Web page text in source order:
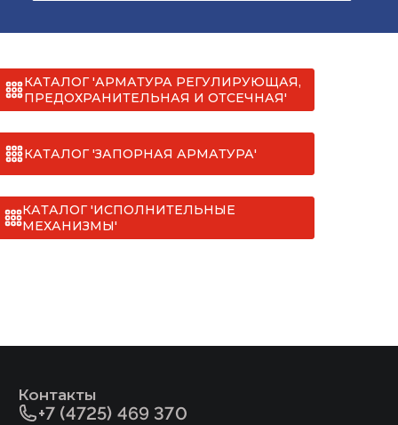
КАТАЛОГ 'АРМАТУРА РЕГУЛИРУЮЩАЯ,
ПРЕДОХРАНИТЕЛЬНАЯ И ОТСЕЧНАЯ'
КАТАЛОГ 'ЗАПОРНАЯ АРМАТУРА'
КАТАЛОГ 'ИСПОЛНИТЕЛЬНЫЕ
МЕХАНИЗМЫ'
Контакты
+7 (4725) 469 370